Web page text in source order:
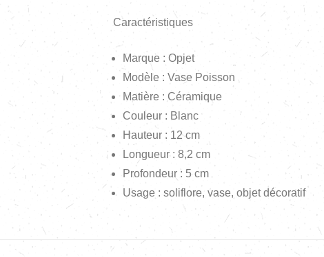
Caractéristiques
Marque : Opjet
Modèle : Vase Poisson
Matière : Céramique
Couleur : Blanc
Hauteur : 12 cm
Longueur : 8,2 cm
Profondeur : 5 cm
Usage : soliflore, vase, objet décoratif